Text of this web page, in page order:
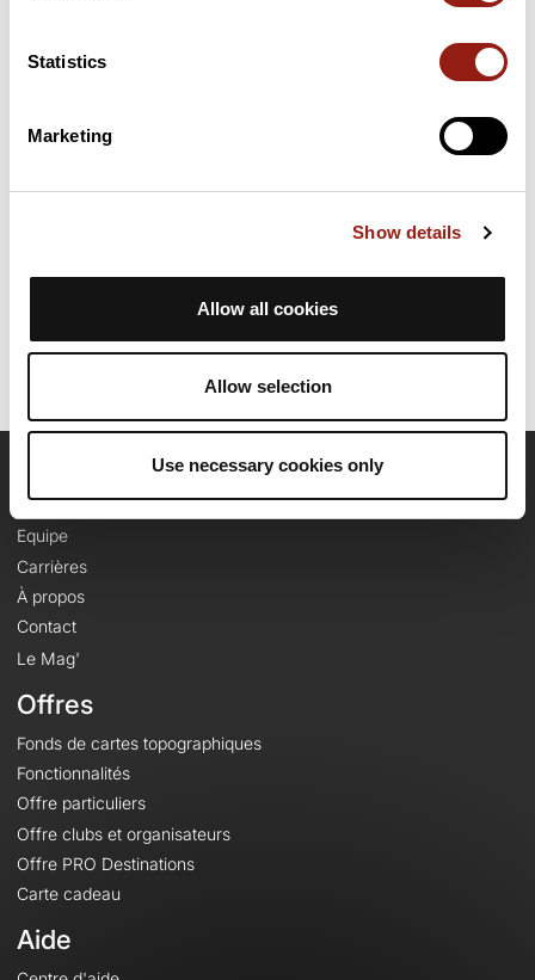
Statistics
Marketing
Show details
Allow all cookies
Allow selection
Use necessary cookies only
Résumé
Roche-sur-Foron. Il présente une ascension cumulée de plus de
2130m. Prévoyez environ 5 heures et 51 minutes pour réaliser
Date de création du parcours: 14 mai 2011 à 01:39:28.
16:29:13.
Identifiant du parcours: 969358
OpenRunner
Equipe
Carrières
À propos
Contact
Le Mag'
Offres
Fonds de cartes topographiques
Fonctionnalités
Offre particuliers
Offre clubs et organisateurs
Offre PRO Destinations
Carte cadeau
Aide